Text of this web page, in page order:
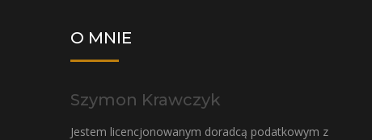
O MNIE
Szymon Krawczyk
Jestem licencjonowanym doradcą podatkowym z